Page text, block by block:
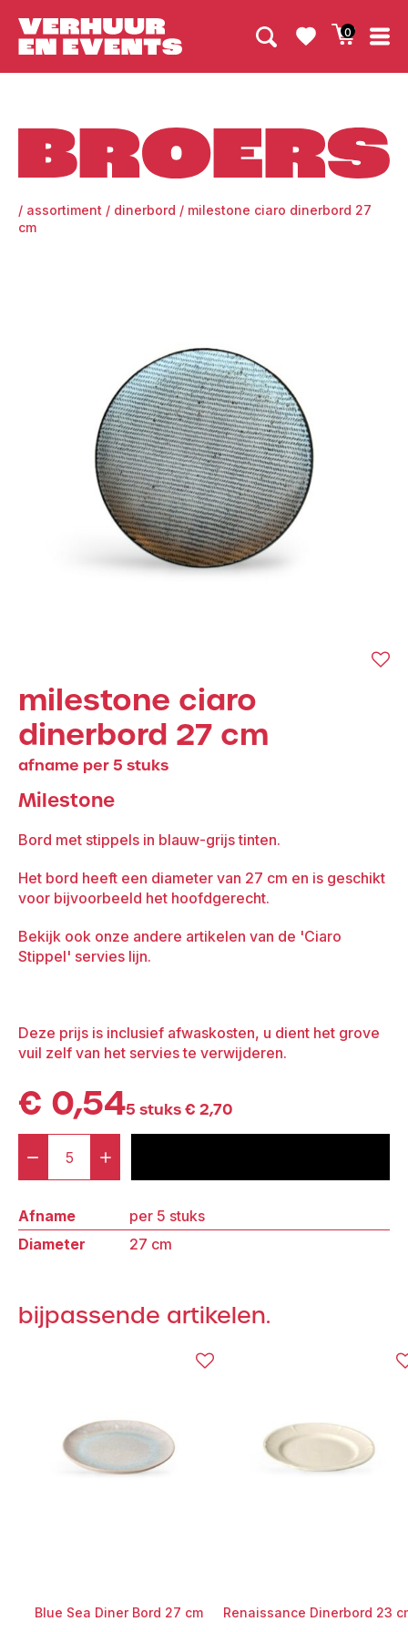
0
/ assortiment / dinerbord / milestone ciaro dinerbord 27
cm
milestone ciaro
dinerbord 27 cm
afname per 5 stuks
Milestone
Bord met stippels in blauw-grijs tinten.
Het bord heeft een diameter van 27 cm en is geschikt
voor bijvoorbeeld het hoofdgerecht.
Bekijk ook onze andere artikelen van de 'Ciaro
Stippel' servies lijn.
Deze prijs is inclusief afwaskosten, u dient het grove
vuil zelf van het servies te verwijderen.
€ 0,545 stuks€ 2,70
-
Milestone
Dinerbord
27
+
Afname
per 5 stuks
Diameter
27 cm
bijpassende artikelen.
Blue Sea Diner Bord 27 cm Renaissance Dinerbord 23